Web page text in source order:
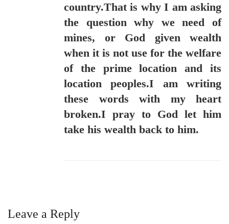
country.That is why I am asking
the question why we need of
mines, or God given wealth
when it is not use for the welfare
of the prime location and its
location peoples.I am writing
these words with my heart
broken.I pray to God let him
take his wealth back to him.
Leave a Reply